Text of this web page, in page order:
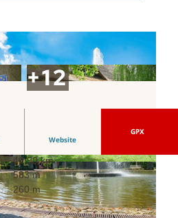
© Staatsbad Bad Oeynhausen GmbH
Website
GPX
40,90 km
583 m
260 m